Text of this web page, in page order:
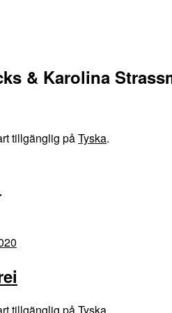
& Karolina
tillgänglig påTyska.